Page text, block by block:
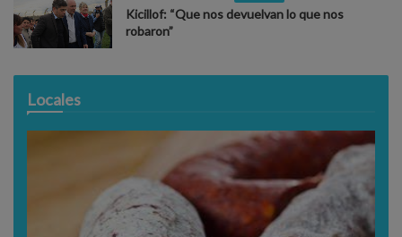
Kicillof: “Que nos devuelvan lo que nos
robaron”
Locales